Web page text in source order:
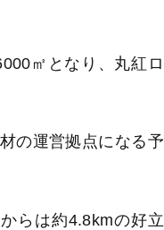
㎡となり、丸紅ロ
の運営拠点になる予
らは約4.8kmの好立